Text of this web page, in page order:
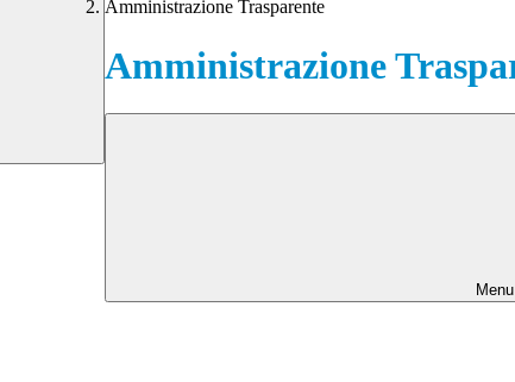
Amministrazione Trasparente
Amministrazione